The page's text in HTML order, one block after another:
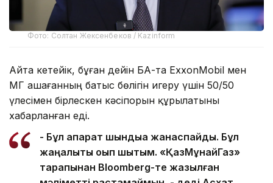
Фото: Солтан Жексенбеков / Kazinform
Айта кетейік, бұған дейін БАҚ-та ExxonMobil мен
ҚМГ Қашағанның батыс бөлігін игеру үшін 50/50
үлесімен бірлескен кәсіпорын құрылатыны
хабарланған еді.
- Бұл ақпарат шындыққа жанаспайды. Бұл
жаңалықты оқып шықтым. «ҚазМұнайГаз»
тарапынан Bloomberg-те жазылған